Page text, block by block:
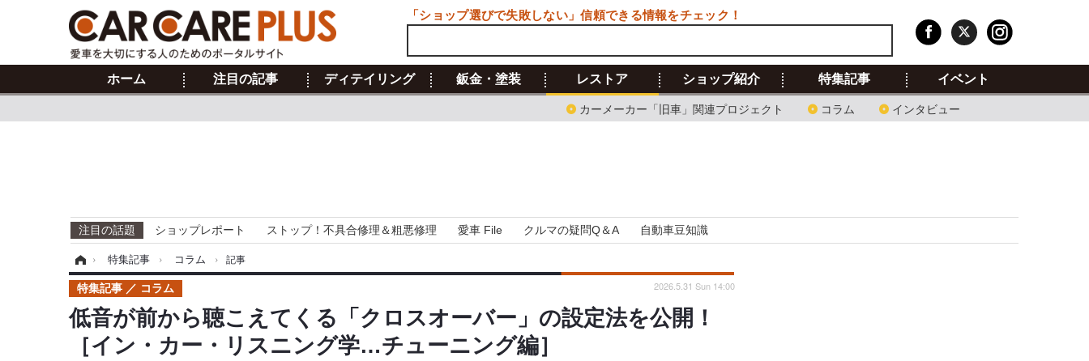
ホーム 注目の記事 ディテイリング 鈑金・塗装 レストア
カーメーカー「旧車」関連プロジェクト コラム インタビュー
ショップ紹介 特集記事 イベント
注目の話題 ショップレポート ストップ！不具合修理＆粗悪修理 愛車 File クルマの疑問Q＆A 自動車豆知識
› 特集記事 › コラム › 記事
低音が前から聴こえてくる「クロスオーバー」の設定法を公開！
［イン・カー・リスニング学…チューニング編］
特集記事 コラム 2026.5.31 Sun 14:00
「ショップ選びで失敗しない」信頼できる情報をチェック！